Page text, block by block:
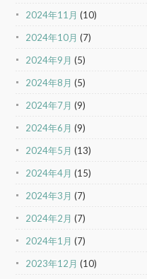
2024年11月 (10)
2024年10月 (7)
2024年9月 (5)
2024年8月 (5)
2024年7月 (9)
2024年6月 (9)
2024年5月 (13)
2024年4月 (15)
2024年3月 (7)
2024年2月 (7)
2024年1月 (7)
2023年12月 (10)